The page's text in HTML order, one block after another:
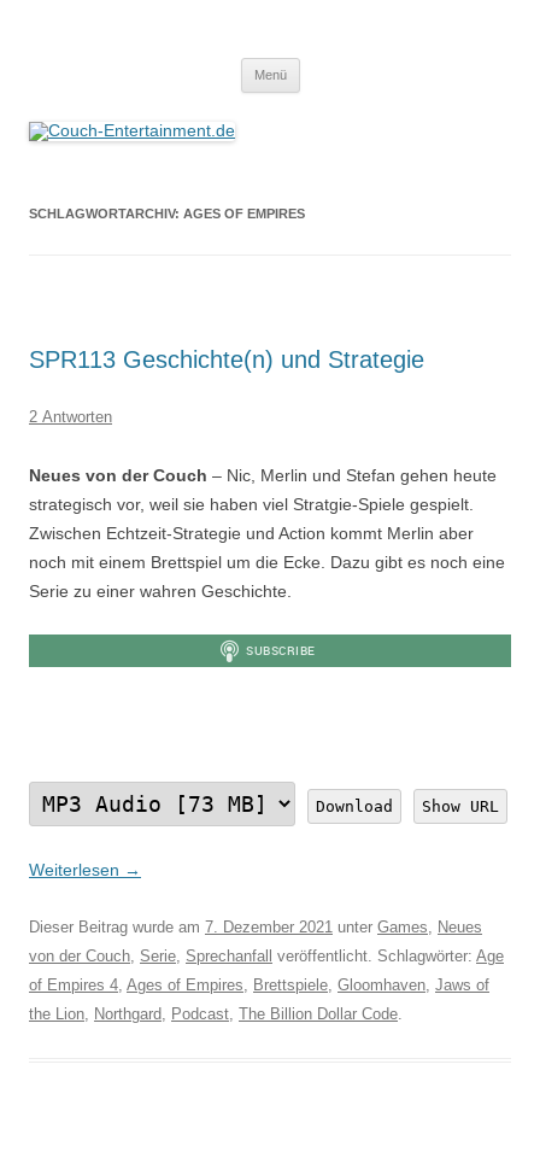
Menü
SCHLAGWORTARCHIV: AGES OF EMPIRES
SPR113 Geschichte(n) und Strategie
2 Antworten
Neues von der Couch – Nic, Merlin und Stefan gehen heute
strategisch vor, weil sie haben viel Stratgie-Spiele gespielt.
Zwischen Echtzeit-Strategie und Action kommt Merlin aber
noch mit einem Brettspiel um die Ecke. Dazu gibt es noch eine
Serie zu einer wahren Geschichte.
Download Show URL
Weiterlesen →
Dieser Beitrag wurde am 7. Dezember 2021 unter Games, Neues
von der Couch, Serie, Sprechanfall veröffentlicht. Schlagwörter: Age
of Empires 4, Ages of Empires, Brettspiele, Gloomhaven, Jaws of
the Lion, Northgard, Podcast, The Billion Dollar Code.